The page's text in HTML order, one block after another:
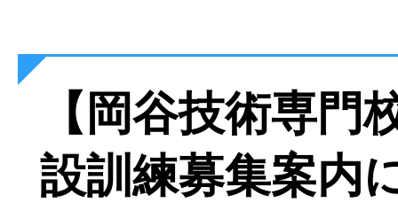
【岡谷技術専門
設訓練募集案内